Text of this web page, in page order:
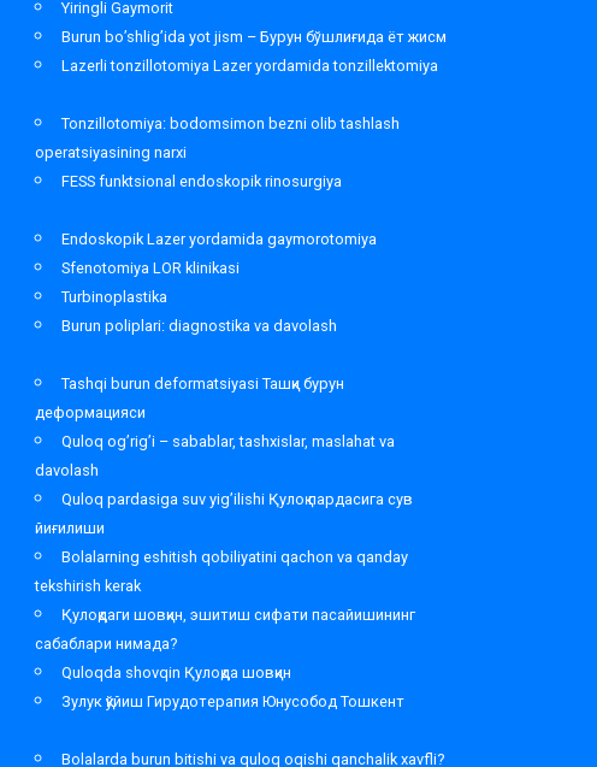
Yiringli Gaymorit
Burun bo’shlig’ida yot jism – Бурун бўшлиғида ёт жисм
Lazerli tonzillotomiya Lazer yordamida tonzillektomiya
Tonzillotomiya: bodomsimon bezni olib tashlash
operatsiyasining narxi
FESS funktsional endoskopik rinosurgiya
Endoskopik Lazer yordamida gaymorotomiya
Sfenotomiya LOR klinikasi
Turbinoplastika
Burun poliplari: diagnostika va davolash
Tashqi burun deformatsiyasi Ташқи бурун
деформацияси
Quloq og’rig’i – sabablar, tashxislar, maslahat va
davolash
Quloq pardasiga suv yig’ilishi Қулоқ пардасига сув
йиғилиши
Bolalarning eshitish qobiliyatini qachon va qanday
tekshirish kerak
Қулоқдаги шовқин, эшитиш сифати пасайишининг
сабаблари нимада?
Quloqda shovqin Қулоқда шовқин
Зулук қўйиш Гирудотерапия Юнусобод Тошкент
Bolalarda burun bitishi va quloq oqishi qanchalik xavfli?